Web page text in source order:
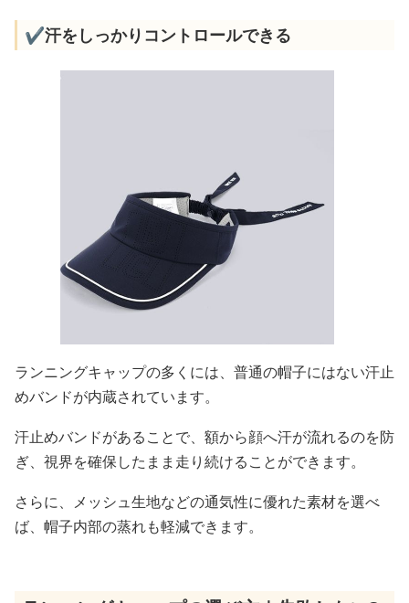
✔️汗をしっかりコントロールできる
ランニングキャップの多くには、普通の帽子にはない汗止
めバンドが内蔵されています。
汗止めバンドがあることで、額から顔へ汗が流れるのを防
ぎ、視界を確保したまま走り続けることができます。
さらに、メッシュ生地などの通気性に優れた素材を選べ
ば、帽子内部の蒸れも軽減できます。